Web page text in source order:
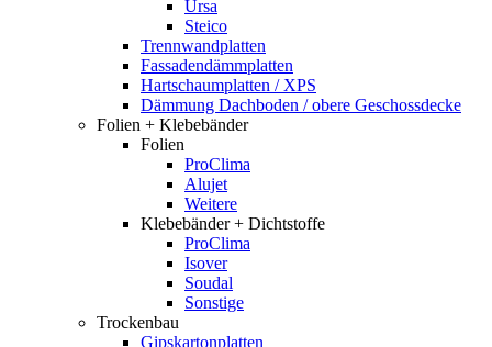
Ursa
Steico
Trennwandplatten
Fassadendämmplatten
Hartschaumplatten / XPS
Dämmung Dachboden / obere Geschossdecke
Folien + Klebebänder
Folien
ProClima
Alujet
Weitere
Klebebänder + Dichtstoffe
ProClima
Isover
Soudal
Sonstige
Trockenbau
Gipskartonplatten